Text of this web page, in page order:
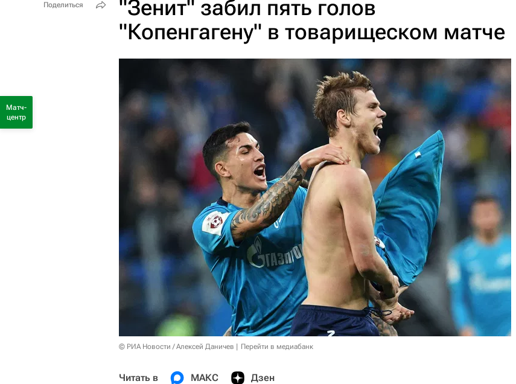
"Зенит" забил пять голов
"Копенгагену" в товарищеском матче
© РИА Новости / Алексей Даничев Перейти в медиабанк
Читать в МАКС Дзен
Поделиться
Матч-
центр